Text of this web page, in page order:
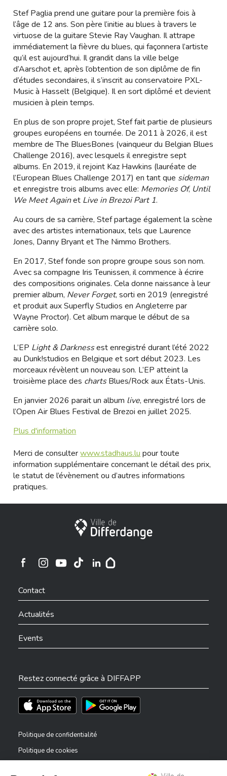
Stef Paglia prend une guitare pour la première fois à
l’âge de 12 ans. Son père l’initie au blues à travers le
virtuose de la guitare Stevie Ray Vaughan. Il attrape
immédiatement la fièvre du blues, qui façonnera l’artiste
qu’il est aujourd’hui. Il grandit dans la ville belge
d’Aarschot et, après l’obtention de son diplôme de fin
d’études secondaires, il s’inscrit au conservatoire PXL-
Music à Hasselt (Belgique). Il en sort diplômé et devient
musicien à plein temps.
En plus de son propre projet, Stef fait partie de plusieurs
groupes européens en tournée. De 2011 à 2026, il est
membre de The BluesBones (vainqueur du Belgian Blues
Challenge 2016), avec lesquels il enregistre sept
albums. En 2019, il rejoint Kaz Hawkins (lauréate de
l’European Blues Challenge 2017) en tant que sideman
et enregistre trois albums avec elle: Memories Of, Until
We Meet Againet Live in Brezoi Part 1.
Au cours de sa carrière, Stef partage également la scène
avec des artistes internationaux, tels que Laurence
Jones, Danny Bryant et The Nimmo Brothers.
En 2017, Stef fonde son propre groupe sous son nom.
Avec sa compagne Iris Teunissen, il commence à écrire
des compositions originales. Cela donne naissance à leur
premier album, Never Forget, sorti en 2019 (enregistré
et produit aux Superfly Studios en Angleterre par
Wayne Proctor). Cet album marque le début de sa
carrière solo.
L’EP Light & Darknessest enregistré durant l’été 2022
au Dunk!studios en Belgique et sort début 2023. Les
morceaux révèlent un nouveau son. L’EP atteint la
troisième place des chartsBlues/Rock aux États-Unis.
En janvier 2026 parait un album live, enregistré lors de
l’Open Air Blues Festival de Brezoi en juillet 2025.
Plus d'information
Merci de consulterwww.stadhaus.lu pour toute
information supplémentaire concernant le détail des prix,
le statut de l’évènement ou d’autres informations
pratiques.
Ville de Differdange
Ville de Differdange sur Instagram
Contact
Actualités
Events
Restez connecté grâce à DIFFAPP
Téléchargez l'app sur l'App StoreTéléchargez l'app sur Play Store
Politique de confidentialité
Politique de cookies